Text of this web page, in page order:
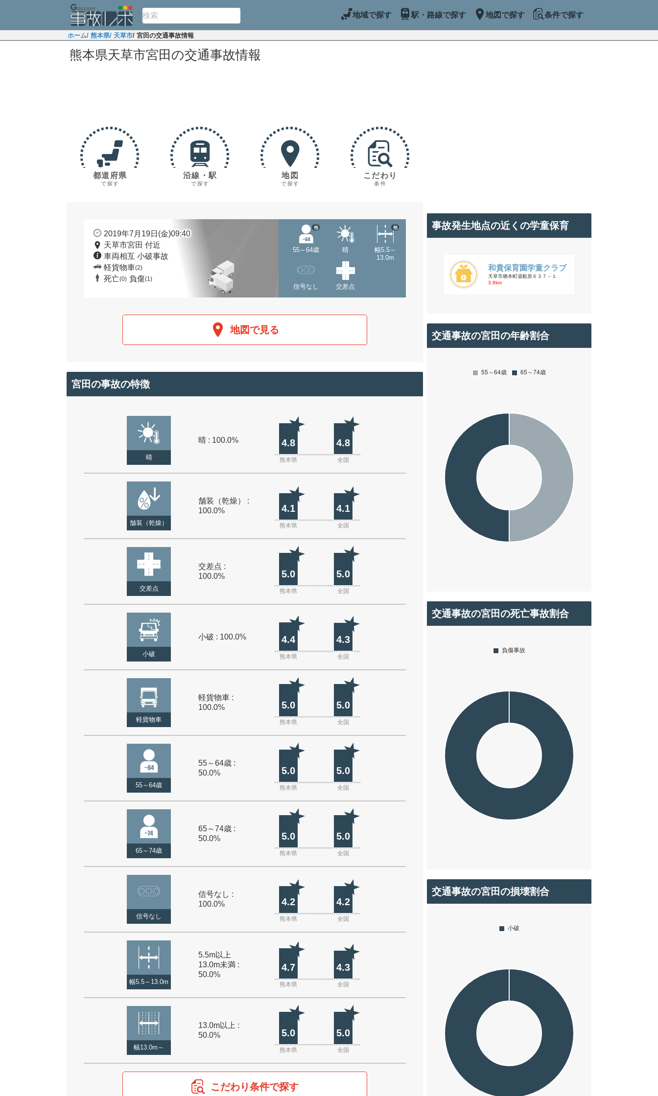
地域で探す 駅・路線で探す 地図で探す 条件で探す
ホーム/ 熊本県/ 天草市/ 宮田の交通事故情報
熊本県天草市宮田の交通事故情報
都道府県
で探す
沿線・駅
で探す
地図
で探す
こだわり
条件
2019年7月19日(金)09:40
天草市宮田 付近
車両相互 小破事故
軽貨物車(2)
死亡(0) 負傷(1)
55～64歳
他
晴
幅5.5～
13.0m
他
信号なし 交差点
地図で見る
宮田の事故の特徴
晴
晴 : 100.0% 4.8 4.8
熊本県 全国
舗装（乾燥）
舗装（乾燥） :
100.0%
4.1 4.1
熊本県 全国
交差点
交差点 :
100.0%
5.0 5.0
熊本県 全国
小破
小破 : 100.0% 4.4 4.3
熊本県 全国
軽貨物車
軽貨物車 :
100.0%
5.0 5.0
熊本県 全国
55～64歳
55～64歳 :
50.0%
5.0 5.0
熊本県 全国
65～74歳
65～74歳 :
50.0%
5.0 5.0
熊本県 全国
信号なし
信号なし :
100.0%
4.2 4.2
熊本県 全国
幅5.5～13.0m
5.5m以上
13.0m未満 :
50.0%
4.7 4.3
熊本県 全国
幅13.0m～
13.0m以上 :
50.0%
5.0 5.0
熊本県 全国
こだわり条件で探す
事故発生地点の近くの学童保育
和貴保育園学童クラブ
天草市栖本町湯船原６３７－１
3.8km
交通事故の宮田の年齢割合
交通事故の宮田の死亡事故割合
交通事故の宮田の損壊割合